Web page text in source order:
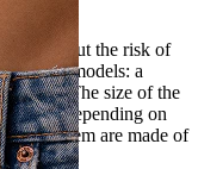
without the risk of
all the models: a
mm). The size of the
3 mm depending on
all of them are made of